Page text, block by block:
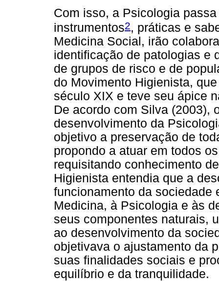
Com isso, a Psicologia
instrumentos2, práticas e
Medicina Social, irão
identificação de patologias e
de grupos de risco e de
do Movimento Higienista,
século XIX e teve seu ápice
De acordo com Silva (2003),
desenvolvimento da
objetivo a preservação de
propondo a atuar em todos
requisitando conhecimento
Higienista entendia que a
funcionamento da sociedade
Medicina, à Psicologia e às
seus componentes naturais,
ao desenvolvimento da
objetivava o ajustamento da
suas finalidades sociais e
equilíbrio e da tranquilidade.